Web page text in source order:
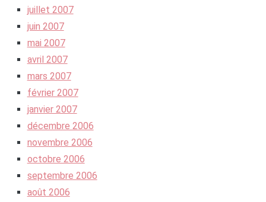
juillet 2007
juin 2007
mai 2007
avril 2007
mars 2007
février 2007
janvier 2007
décembre 2006
novembre 2006
octobre 2006
septembre 2006
août 2006